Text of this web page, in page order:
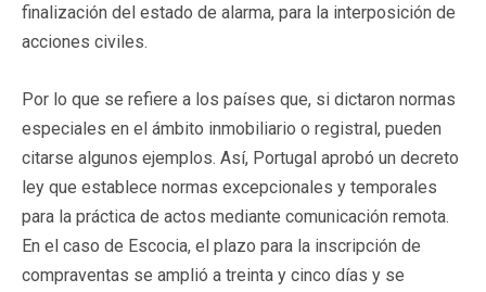
finalización del estado de alarma, para la interposición de
acciones civiles.
Por lo que se refiere a los países que, si dictaron normas
especiales en el ámbito inmobiliario o registral, pueden
citarse algunos ejemplos. Así, Portugal aprobó un decreto
ley que establece normas excepcionales y temporales
para la práctica de actos mediante comunicación remota.
En el caso de Escocia, el plazo para la inscripción de
compraventas se amplió a treinta y cinco días y se